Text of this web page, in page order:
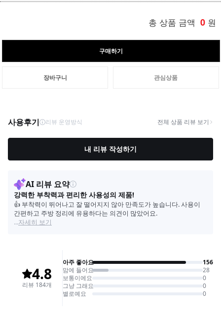
총 상품 금액 0 원
구매하기
장바구니 관심상품